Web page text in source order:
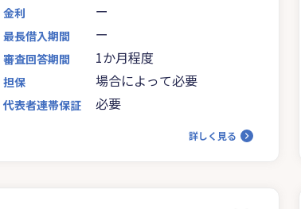
金利 ー
最長借入期間 ー
審査回答期間 1か月程度
担保 場合によって必要
代表者連帯保証 必要
詳しく見る